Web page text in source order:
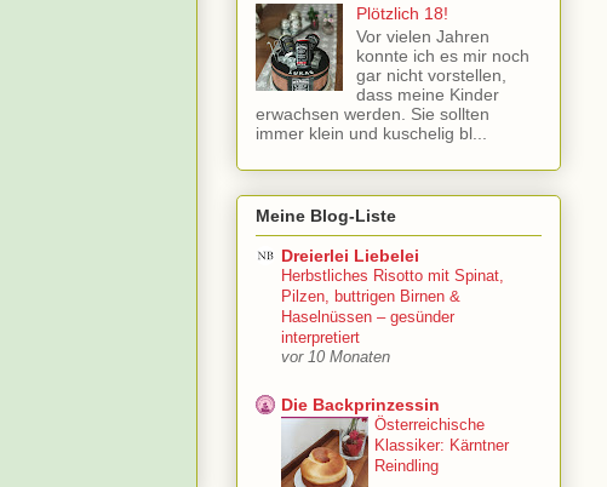
Plötzlich 18!
Vor vielen Jahren
konnte ich es mir noch
gar nicht vorstellen,
dass meine Kinder
erwachsen werden. Sie sollten
immer klein und kuschelig bl...
Meine Blog-Liste
Dreierlei Liebelei
Herbstliches Risotto mit Spinat,
Pilzen, buttrigen Birnen &
Haselnüssen – gesünder
interpretiert
vor 10 Monaten
Die Backprinzessin
Österreichische
Klassiker: Kärntner
Reindling